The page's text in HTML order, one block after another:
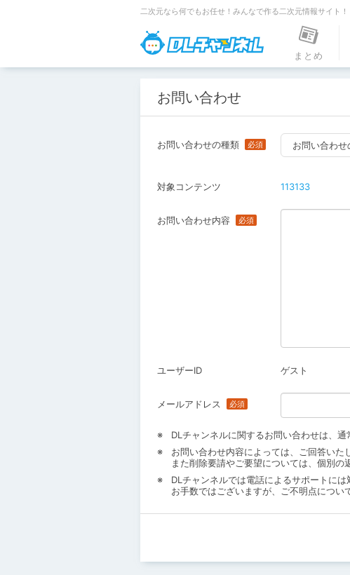
二次元なら何でもお任せ！みんなで作る二次元情報サイト！
DLチャンネル
まとめ
お問い合わせ
お問い合わせの種類 お問い合わせ
対象コンテンツ 113133
お問い合わせ内容
ユーザーID ゲスト
メールアドレス
DLチャンネルに関するお問い合わせは、
お問い合わせ内容によっては、ご回答いた
また削除要請やご要望については、個別の
DLチャンネルでは電話によるサポートには
お手数ではございますが、ご不明点につい